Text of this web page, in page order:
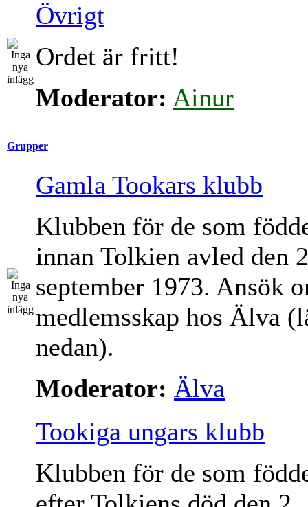
Övrigt
Ordet är fritt!
Moderator: Ainur
Grupper
Gamla Tookars klubb
Klubben för de som
innan Tolkien avled den 2
september 1973. Ansök
medlemsskap hos Älva
nedan).
Moderator: Älva
Tookiga ungars klubb
Klubben för de som